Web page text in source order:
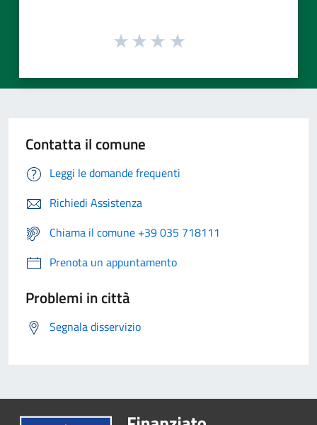
Contatta il comune
Leggi le domande frequenti
Richiedi Assistenza
Chiama il comune +39 035 718111
Prenota un appuntamento
Problemi in città
Segnala disservizio